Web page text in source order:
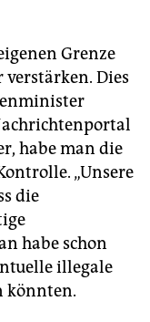
Grenze
Dies
habe man die
„Unsere
die
habe schon
illegale
könnten.